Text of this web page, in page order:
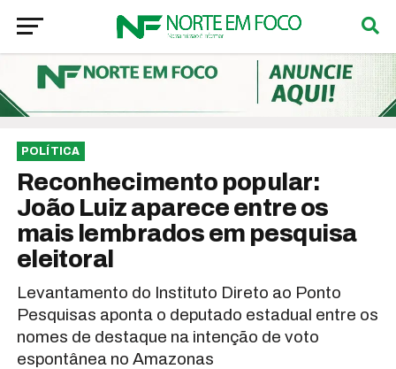
POLÍTICA
Reconhecimento popular:
João Luiz aparece entre os
mais lembrados em pesquisa
eleitoral
Levantamento do Instituto Direto ao Ponto
Pesquisas aponta o deputado estadual entre os
nomes de destaque na intenção de voto
espontânea no Amazonas